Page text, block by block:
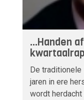
...Handen
De
jaren in ere
wordt